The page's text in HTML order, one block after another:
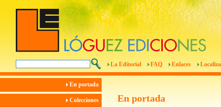
La Editorial FAQ Enlaces
En portada
Colecciones En portada